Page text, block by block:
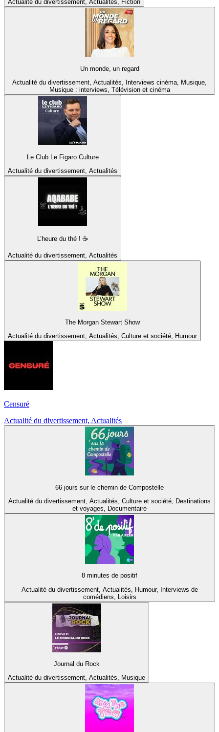
Actualité du divertissement, Actualités, Fiction
Un monde, un regard
Actualité du divertissement, Actualités, Interviews cinéma, Musique,
Musique : interviews, Télévision et cinéma
Le Club Le Figaro Culture
Actualité du divertissement, Actualités
L’heure du thé ! ☕️
Actualité du divertissement, Actualités
The Morgan Stewart Show
Actualité du divertissement, Actualités, Culture et société, Humour
Censuré
Actualité du divertissement, Actualités
66 jours sur le chemin de Compostelle
Actualité du divertissement, Actualités, Culture et société, Destinations
et voyages, Documentaire
8 minutes de positif
Actualité du divertissement, Actualités, Humour, Interviews de
comédiens, Loisirs
Journal du Rock
Actualité du divertissement, Actualités, Musique